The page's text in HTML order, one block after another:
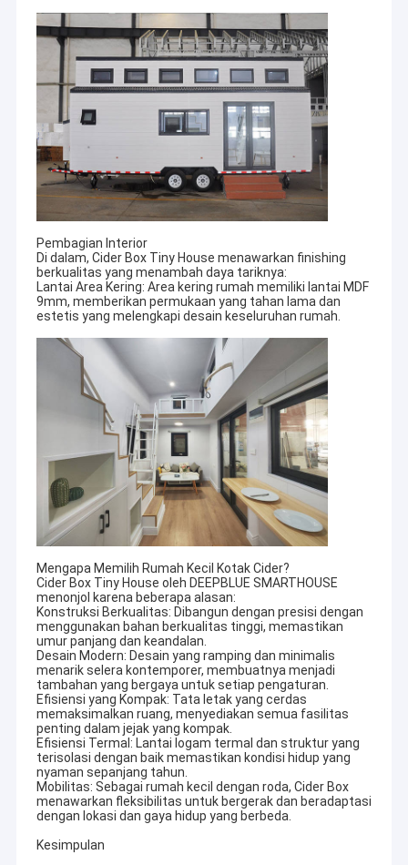
Rumah
video
Tentang Kami
Tur Pabrik
Kontrol Kualitas
Hubungi kami
Berita
Kasus-kasus
Permintaan Penawaran
Rumah Baja Prefab
Pembagian Interior
Di dalam, Cider Box Tiny House menawarkan finishing
berkualitas yang menambah daya tariknya:
Lantai Area Kering: Area kering rumah memiliki lantai MDF
9mm, memberikan permukaan yang tahan lama dan
estetis yang melengkapi desain keseluruhan rumah.
Mengapa Memilih Rumah Kecil Kotak Cider?
Cider Box Tiny House oleh DEEPBLUE SMARTHOUSE
menonjol karena beberapa alasan:
Konstruksi Berkualitas: Dibangun dengan presisi dengan
menggunakan bahan berkualitas tinggi, memastikan
umur panjang dan keandalan.
Desain Modern: Desain yang ramping dan minimalis
menarik selera kontemporer, membuatnya menjadi
tambahan yang bergaya untuk setiap pengaturan.
Efisiensi yang Kompak: Tata letak yang cerdas
memaksimalkan ruang, menyediakan semua fasilitas
penting dalam jejak yang kompak.
Efisiensi Termal: Lantai logam termal dan struktur yang
terisolasi dengan baik memastikan kondisi hidup yang
nyaman sepanjang tahun.
Mobilitas: Sebagai rumah kecil dengan roda, Cider Box
menawarkan fleksibilitas untuk bergerak dan beradaptasi
dengan lokasi dan gaya hidup yang berbeda.
Kesimpulan
Sejak David Chen pertama kali membuka pintu kami pada tahun
2009, kami telah bangga untuk menyediakan sistem rangka baja
Rumah prefab,rumah baja ringan,villa mewah,rumah kecil,rumah
kota,rumah prefab,apartemen prefab,rumah komersial prefab
bangunan, barak militer, perumahan prefabrikasi dan asrama
perguruan tinggi untuk orang-orang di seluruh dunia.
Kami memiliki pusat pemrosesan besar baru dan bengkel
produksi modern.
memastikan bahwa ketepatan peralatan produksi, adalah
sesuai dengan semua
spesifikasi teknis dan menjaga kontrol kualitas tertinggi
sepanjang produksi.